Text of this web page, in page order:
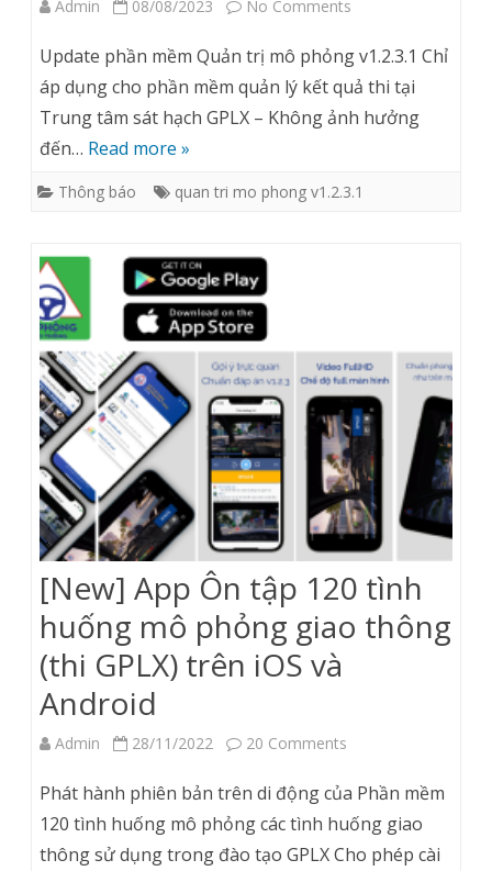
GIAO
THÔNG
Admin 08/08/2023 No Comments
Cập
nhật
mềm
phỏng
v1.2.3.1
(dành
cho
trung
tâm
sát
hạch)
Update phần mềm Quản trị mô phỏng v1.2.3.1 Chỉ
áp dụng cho phần mềm quản lý kết quả thi tại
Trung tâm sát hạch GPLX – Không ảnh hưởng
đến… Read more »
Thông báo quan tri mo phong v1.2.3.1
[New] App Ôn tập 120 tình
huống mô phỏng giao thông
(thi GPLX) trên iOS và
Android
Admin 28/11/2022 20 Comments
[New]
App
Ôn
Phát hành phiên bản trên di động của Phần mềm
120 tình huống mô phỏng các tình huống giao
thông sử dụng trong đào tạo GPLX Cho phép cài